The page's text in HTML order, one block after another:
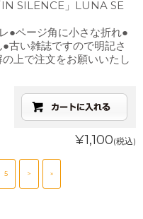
SILENCE」LUNA SE
●ページ角に小さな折れ●
古い雑誌ですので明記さ
上で注文をお願いいたし
¥1,100(税込)
5 > »